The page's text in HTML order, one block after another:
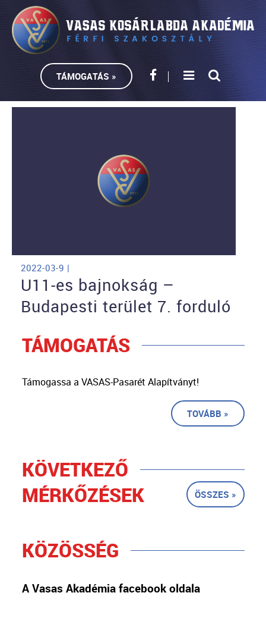
TÁMOGATÁS »
2022-03-9 |
U11-es bajnokság –
Budapesti terület 7. forduló
TÁMOGATÁS
Támogassa a VASAS-Pasarét Alapítványt!
TOVÁBB »
KÖVETKEZŐ
MÉRKŐZÉSEK
ÖSSZES »
KÖZÖSSÉG
A Vasas Akadémia facebook oldala